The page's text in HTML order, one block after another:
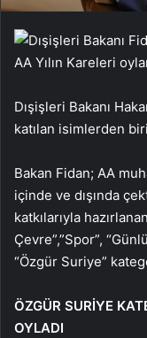
AA Yılın Kareleri
Dışişleri Bakanı
katılan isimlerden
Bakan Fidan; AA
içinde ve dışında
katkılarıyla
Çevre”,”Spor”,
“Özgür Suriye”
ÖZGÜR SURİYE
OYLADI